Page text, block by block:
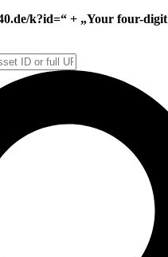
k?id=“ + „Your four-